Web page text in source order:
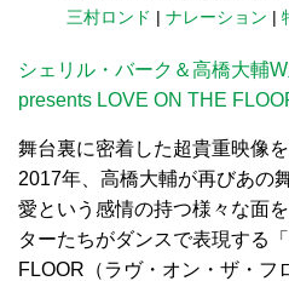
三村ロンド | ナレーション |
シェリル・バーク＆高橋大輔
presents LOVE ON THE
舞台裏に密着した超貴重映像
2017年、高橋大輔が再びあの
愛という感情の持つ様々な面
ターたちがダンスで表現する
FLOOR（ラヴ・オン・ザ・フ